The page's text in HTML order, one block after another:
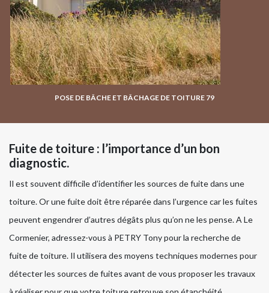
POSE DE BÂCHE ET BÂCHAGE DE TOITURE 79
Fuite de toiture : l’importance d’un bon
diagnostic.
Il est souvent difficile d’identifier les sources de fuite dans une
toiture. Or une fuite doit être réparée dans l’urgence car les fuites
peuvent engendrer d’autres dégâts plus qu’on ne les pense. A Le
Cormenier, adressez-vous à PETRY Tony pour la recherche de
fuite de toiture. Il utilisera des moyens techniques modernes pour
détecter les sources de fuites avant de vous proposer les travaux